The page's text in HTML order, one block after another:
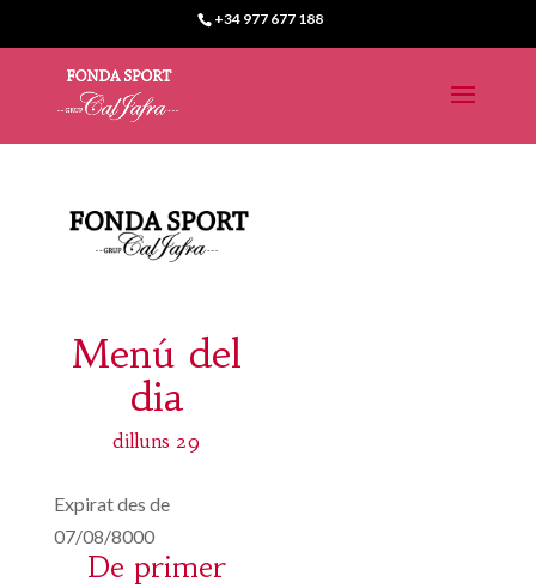
+34 977 677 188
Menú del
dia
dilluns 29
Expirat des de
07/08/8000
De primer